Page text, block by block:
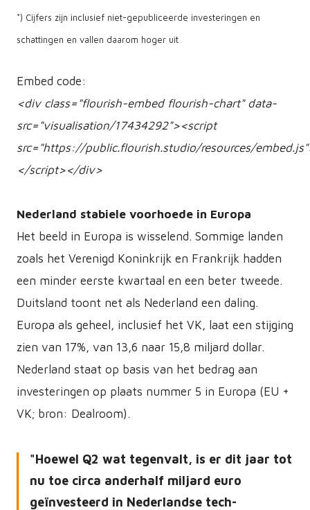
*) Cijfers zijn inclusief niet-gepubliceerde investeringen en
schattingen en vallen daarom hoger uit
Embed code:
<div class="flourish-embed flourish-chart" data-
src="visualisation/17434292"><script
src="https://public.flourish.studio/resources/
</script></div>
Nederland stabiele voorhoede in Europa
Het beeld in Europa is wisselend. Sommige landen
zoals het Verenigd Koninkrijk en Frankrijk hadden
een minder eerste kwartaal en een beter tweede.
Duitsland toont net als Nederland een daling.
Europa als geheel, inclusief het VK, laat een stijging
zien van 17%, van 13,6 naar 15,8 miljard dollar.
Nederland staat op basis van het bedrag aan
investeringen op plaats nummer 5 in Europa (EU +
VK; bron: Dealroom).
Hoewel Q2 wat tegenvalt, is er dit jaar tot
nu toe circa anderhalf miljard euro
geïnvesteerd in Nederlandse tech-